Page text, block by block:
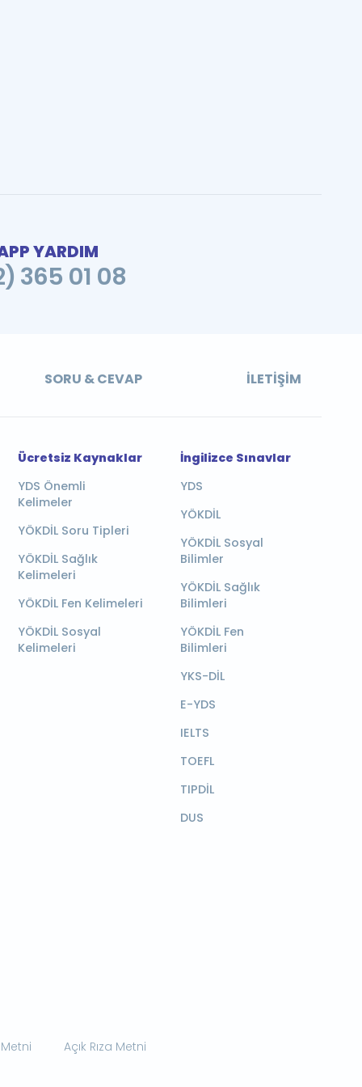
YARDIM
365 01 08
SORU & CEVAP İLETIŞIM
Ücretsiz Kaynaklar
YDS Önemli
Kelimeler
YÖKDİL Soru Tipleri
YÖKDİL Sağlık
Kelimeleri
YÖKDİL Fen Kelimeleri
YÖKDİL Sosyal
Kelimeleri
İngilizce Sınavlar
YDS
YÖKDİL
YÖKDİL Sosyal
Bilimler
YÖKDİL Sağlık
Bilimleri
YÖKDİL Fen
Bilimleri
YKS-DİL
E-YDS
IELTS
TOEFL
TIPDİL
DUS
Açık Rıza Metni